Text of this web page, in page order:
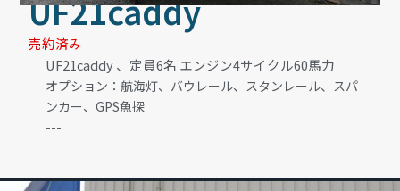
UF21caddy
売約済み
UF21caddy 、定員6名 エンジン4サイクル60馬力
オプション：航海灯、バウレール、スタンレール、スパ
ンカー、GPS魚探
---